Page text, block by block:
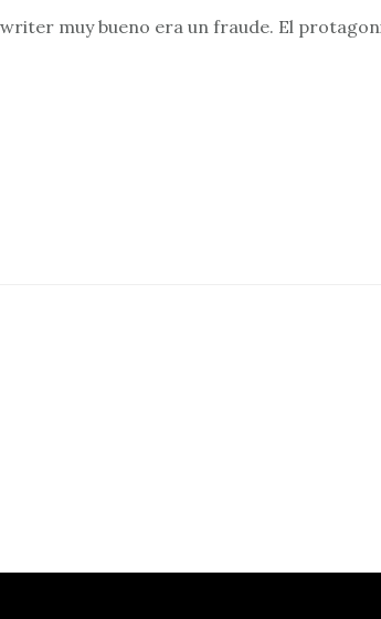
muy bueno era un fraude. El